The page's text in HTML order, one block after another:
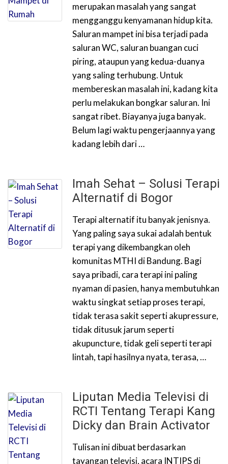
merupakan masalah yang sangat
mengganggu kenyamanan hidup kita.
Saluran mampet ini bisa terjadi pada
saluran WC, saluran buangan cuci
piring, ataupun yang kedua-duanya
yang saling terhubung. Untuk
membereskan masalah ini, kadang kita
perlu melakukan bongkar saluran. Ini
sangat ribet. Biayanya juga banyak.
Belum lagi waktu pengerjaannya yang
kadang lebih dari …
Imah Sehat – Solusi Terapi
Alternatif di Bogor
Terapi alternatif itu banyak jenisnya.
Yang paling saya sukai adalah bentuk
terapi yang dikembangkan oleh
komunitas MTHI di Bandung. Bagi
saya pribadi, cara terapi ini paling
nyaman di pasien, hanya membutuhkan
waktu singkat setiap proses terapi,
tidak terasa sakit seperti akupressure,
tidak ditusuk jarum seperti
akupuncture, tidak geli seperti terapi
lintah, tapi hasilnya nyata, terasa, …
Liputan Media Televisi di
RCTI Tentang Terapi Kang
Dicky dan Brain Activator
Tulisan ini dibuat berdasarkan
tayangan televisi, acara INTIPS di